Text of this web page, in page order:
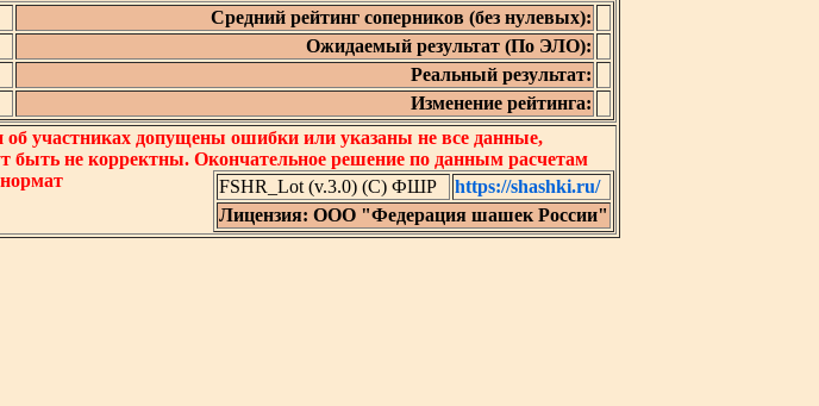
Средний рейтинг соперников (без нулевых):
Ожидаемый результат (По ЭЛО):
Реальный результат:
Изменение рейтинга:
участниках допущены ошибки или указаны не все данные,
быть не корректны. Окончательное решение по данным расчетам
FSHR_Lot (v.3.0) (C) ФШР
https://shashki.ru/
Лицензия: ООО "Федерация шашек России"